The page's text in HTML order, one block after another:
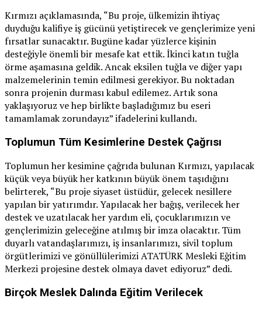
Kırmızı açıklamasında, “Bu proje, ülkemizin ihtiyaç
duyduğu kalifiye iş gücünü yetiştirecek ve gençlerimize yeni
fırsatlar sunacaktır. Bugüne kadar yüzlerce kişinin
desteğiyle önemli bir mesafe kat ettik. İkinci katın tuğla
örme aşamasına geldik. Ancak eksilen tuğla ve diğer yapı
malzemelerinin temin edilmesi gerekiyor. Bu noktadan
sonra projenin durması kabul edilemez. Artık sona
yaklaşıyoruz ve hep birlikte başladığımız bu eseri
tamamlamak zorundayız” ifadelerini kullandı.
Toplumun Tüm Kesimlerine Destek Çağrısı
Toplumun her kesimine çağrıda bulunan Kırmızı, yapılacak
küçük veya büyük her katkının büyük önem taşıdığını
belirterek, “Bu proje siyaset üstüdür, gelecek nesillere
yapılan bir yatırımdır. Yapılacak her bağış, verilecek her
destek ve uzatılacak her yardım eli, çocuklarımızın ve
gençlerimizin geleceğine atılmış bir imza olacaktır. Tüm
duyarlı vatandaşlarımızı, iş insanlarımızı, sivil toplum
örgütlerimizi ve gönüllülerimizi ATATÜRK Mesleki Eğitim
Merkezi projesine destek olmaya davet ediyoruz” dedi.
Birçok Meslek Dalında Eğitim Verilecek